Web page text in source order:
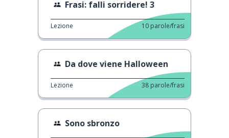
Frasi: falli sorridere! 3
Lezione 10 parole/frasi
Da dove viene Halloween
Lezione 38 parole/frasi
Sono sbronzo